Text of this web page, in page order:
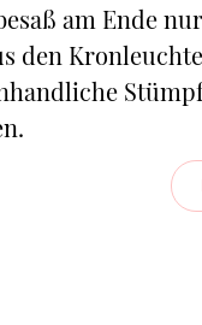
am Ende
den